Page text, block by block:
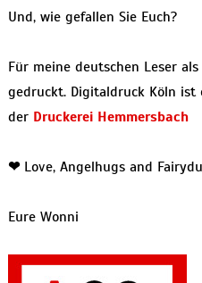
Und, wie gefallen Sie Euch?
Für meine deutschen Leser
gedruckt. Digitaldruck Köln ist
der Druckerei Hemmersbach
❤ Love, Angelhugs and
Eure Wonni